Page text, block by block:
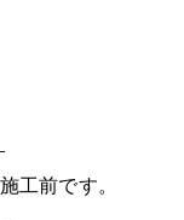
施工前です。